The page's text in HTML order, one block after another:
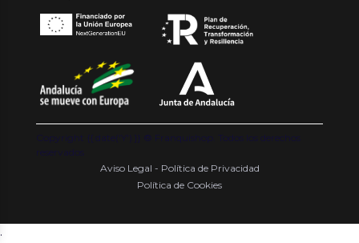
Copyright {{ date('Y') }} ® Franquishop. Todos los derechos
reservados
Aviso Legal - Política de Privacidad
Política de Cookies
.